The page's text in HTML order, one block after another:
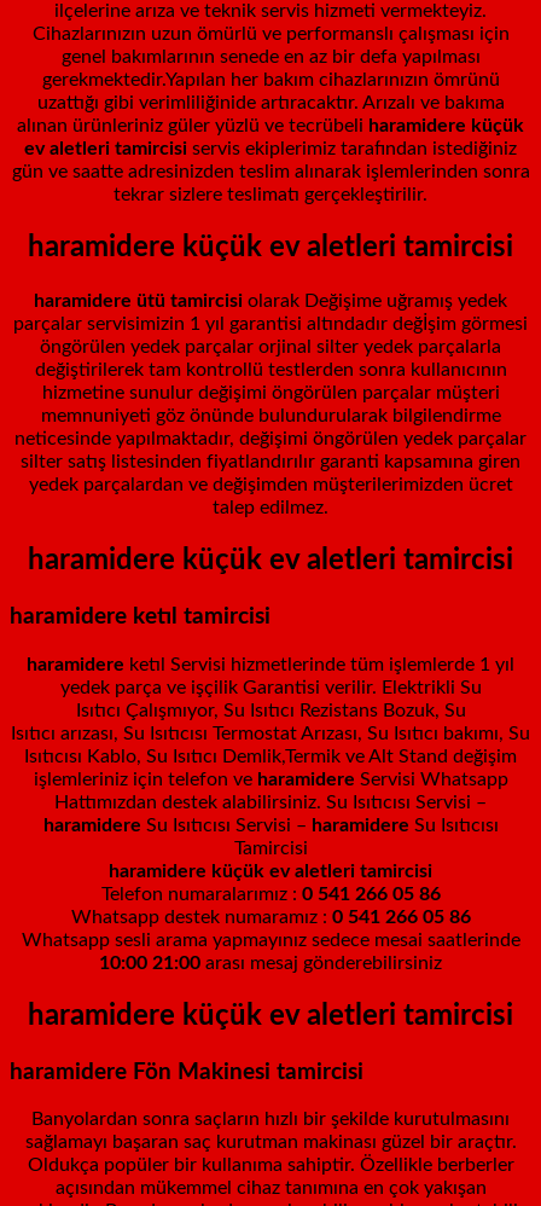
ilçelerine arıza ve teknik servis hizmeti vermekteyiz.
Cihazlarınızın uzun ömürlü ve performanslı çalışması için
genel bakımlarının senede en az bir defa yapılması
gerekmektedir.Yapılan her bakım cihazlarınızın ömrünü
uzattığı gibi verimliliğinide artıracaktır. Arızalı ve bakıma
alınan ürünleriniz güler yüzlü ve tecrübeli haramidere küçük
ev aletleri tamircisi servis ekiplerimiz tarafından istediğiniz
gün ve saatte adresinizden teslim alınarak işlemlerinden sonra
tekrar sizlere teslimatı gerçekleştirilir.
haramidere küçük ev aletleri tamircisi
haramidere ütü tamircisi olarak Değişime uğramış yedek
parçalar servisimizin 1 yıl garantisi altındadır değİşim görmesi
öngörülen yedek parçalar orjinal silter yedek parçalarla
değiştirilerek tam kontrollü testlerden sonra kullanıcının
hizmetine sunulur değişimi öngörülen parçalar müşteri
memnuniyeti göz önünde bulundurularak bilgilendirme
neticesinde yapılmaktadır, değişimi öngörülen yedek parçalar
silter satış listesinden fiyatlandırılır garanti kapsamına giren
yedek parçalardan ve değişimden müşterilerimizden ücret
talep edilmez.
haramidere küçük ev aletleri tamircisi
haramidere ketıl tamircisi
haramidere ketıl Servisi hizmetlerinde tüm işlemlerde 1 yıl
yedek parça ve işçilik Garantisi verilir. Elektrikli Su
Isıtıcı Çalışmıyor, Su Isıtıcı RezistansBozuk, Su
Isıtıcı arızası, Su Isıtıcısı TermostatArızası, Su Isıtıcı bakımı, Su
Isıtıcısı Kablo, Su Isıtıcı Demlik,Termik ve Alt Stand değişim
işlemleriniz için telefon ve haramidere Servisi Whatsapp
Hattımızdan destek alabilirsiniz. Su Isıtıcısı Servisi –
haramidere Su Isıtıcısı Servisi – haramidere Su Isıtıcısı
Tamircisi
haramidere küçük ev aletleri tamircisi
Telefon numaralarımız : 0 541 266 05 86
Whatsapp destek numaramız: 0 541 266 05 86
Whatsapp sesli arama yapmayınız sedece mesai saatlerinde
10:00 21:00 arası mesaj gönderebilirsiniz
haramidere küçük ev aletleri tamircisi
haramidere Fön Makinesi tamircisi
Banyolardan sonra saçların hızlı bir şekilde kurutulmasını
sağlamayı başaran saç kurutman makinası güzel bir araçtır.
Oldukça popüler bir kullanıma sahiptir. Özellikle berberler
açısından mükemmel cihaz tanımına en çok yakışan